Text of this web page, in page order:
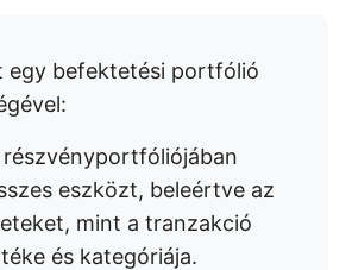
egy befektetési portfólió
részvényportfóliójában
eszközt, beleértve az
mint a tranzakció
és kategóriája.